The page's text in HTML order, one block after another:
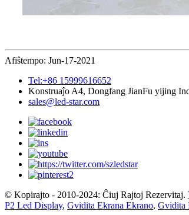
Afiŝtempo: Jun-17-2021
Tel:+86 15999616652
Konstruaĵo A4, Dongfang JianFu yijing
sales@led-star.com
© Kopirajto - 2010-2024: Ĉiuj Rajtoj Rezervitaj.
P2 Led Display, Gvidita Ekrana Ekrano, Gvidita